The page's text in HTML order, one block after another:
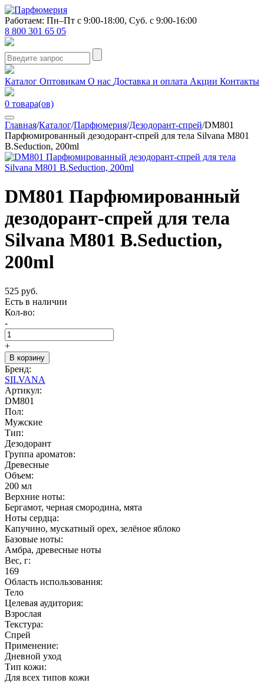
Работаем: Пн–Пт с 9:00-18:00, Суб. с 9:00-16:00
8 800 301 65 05
Каталог Оптовикам О нас Доставка и оплата Акции Контакты
0 товара(ов)
Главная/Каталог/Парфюмерия/Дезодорант-спрей/DM801
Парфюмированный дезодорант-спрей для тела Silvana M801
B.Seduction, 200ml
DM801 Парфюмированный
дезодорант-спрей для тела
Silvana M801 B.Seduction,
200ml
525 руб.
Есть в наличии
Кол-во:
-
+
В корзину
Бренд:
SILVANA
Артикул:
DM801
Пол:
Мужские
Тип:
Дезодорант
Группа ароматов:
Древесные
Объем:
200 мл
Верхние ноты:
Бергамот, черная смородина, мята
Ноты сердца:
Капучино, мускатный орех, зелёное яблоко
Базовые ноты:
Амбра, древесные ноты
Вес, г:
169
Область использования:
Тело
Целевая аудитория:
Взрослая
Текстура:
Спрей
Применение:
Дневной уход
Тип кожи:
Для всех типов кожи